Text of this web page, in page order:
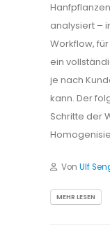
analysiert –
Workflow,
ein
je nach
kann. Der
Schritte der
Von Ulf
MEHR LESEN